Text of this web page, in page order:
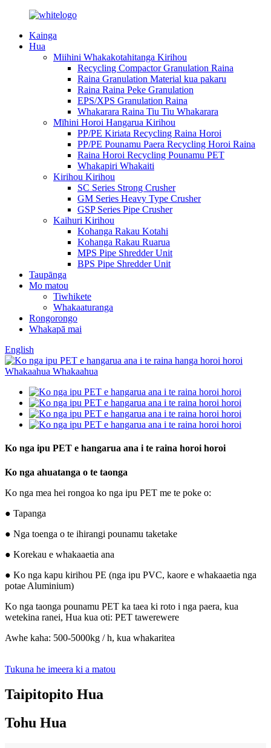
Kainga
Hua
Miihini Whakakotahitanga Kirihou
Recycling Compactor Granulation Raina
Raina Granulation Material kua pakaru
Raina Raina Peke Granulation
EPS/XPS Granulation Raina
Whakarara Raina Tiu Tiu Whakarara
Mīhini Horoi Hangarua Kirihou
PP/PE Kiriata Recycling Raina Horoi
PP/PE Pounamu Paera Recycling Horoi Raina
Raina Horoi Recycling Pounamu PET
Whakapiri Whakaiti
Kirihou Kirihou
SC Series Strong Crusher
GM Series Heavy Type Crusher
GSP Series Pipe Crusher
Kaihuri Kirihou
Kohanga Rakau Kotahi
Kohanga Rakau Ruarua
MPS Pipe Shredder Unit
BPS Pipe Shredder Unit
Taupānga
Mo matou
Tiwhikete
Whakaaturanga
Rongorongo
Whakapā mai
English
Ko nga ipu PET e hangarua ana i te raina horoi horoi
Ko nga ahuatanga o te taonga
Ko nga mea hei rongoa ko nga ipu PET me te poke o:
● Tapanga
● Nga toenga o te ihirangi pounamu taketake
● Korekau e whakaaetia ana
● Ko nga kapu kirihou PE (nga ipu PVC, kaore e whakaaetia nga
potae Aluminium)
Ko nga taonga pounamu PET ka taea ki roto i nga paera, kua
wetekina ranei, Hua kua oti: PET tawerewere
Awhe kaha: 500-5000kg / h, kua whakaritea
Tukuna he imeera ki a matou
Taipitopito Hua
Tohu Hua